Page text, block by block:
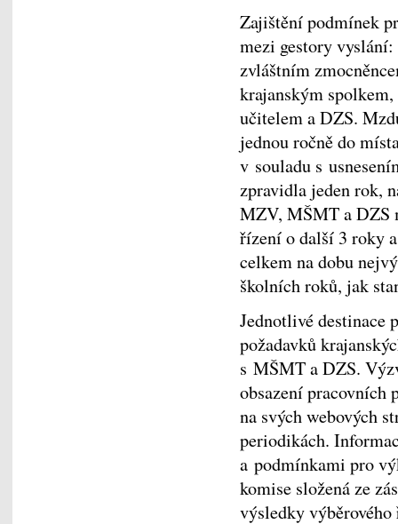
Zajištění podmínek
mezi gestory
zvláštním
krajanským
učitelem a DZS.
jednou ročně do
v souladu s
zpravidla jeden rok,
MZV, MŠMT a DZS
řízení o další 3 roky
celkem na dobu
školních roků, jak
Jednotlivé destinace
požadavků
s MŠMT a DZS.
obsazení
na svých webových
periodikách.
a podmínkami pro
komise složená ze
výsledky